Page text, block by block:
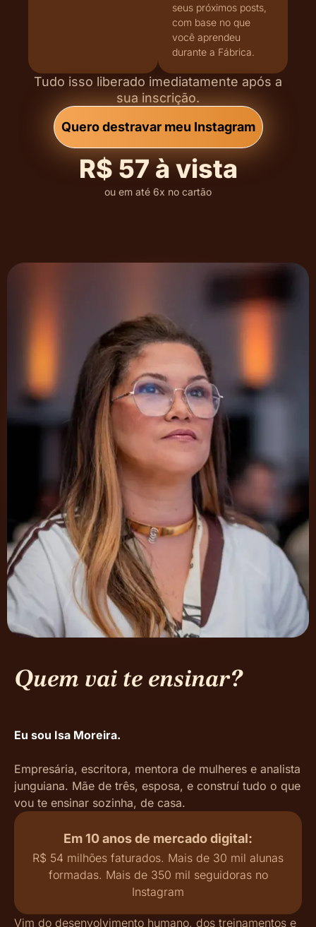
seus próximos posts,
com base no que
você aprendeu
durante a Fábrica.
Tudo isso liberado imediatamente após a
sua inscrição.
Quero destravar meu Instagram
R$ 57 à vista
ou em até 6x no cartão
Quem vai te ensinar?
Eu sou Isa Moreira.
Empresária, escritora, mentora de mulheres e analista
junguiana. Mãe de três, esposa, e construí tudo o que
vou te ensinar sozinha, de casa.
Em 10 anos de mercado digital:
R$ 54 milhões faturados. Mais de 30 mil alunas
formadas. Mais de 350 mil seguidoras no
Instagram
Vim do desenvolvimento humano, dos treinamentos e